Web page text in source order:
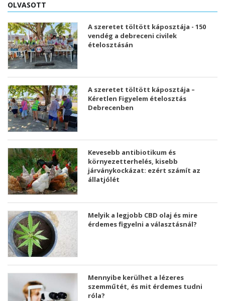
OLVASOTT
A szeretet töltött káposztája - 150
vendég a debreceni civilek
ételosztásán
A szeretet töltött káposztája –
Kéretlen Figyelem ételosztás
Debrecenben
Kevesebb antibiotikum és
környezetterhelés, kisebb
járványkockázat: ezért számít az
állatjólét
Melyik a legjobb CBD olaj és mire
érdemes figyelni a választásnál?
Mennyibe kerülhet a lézeres
szemműtét, és mit érdemes tudni
róla?